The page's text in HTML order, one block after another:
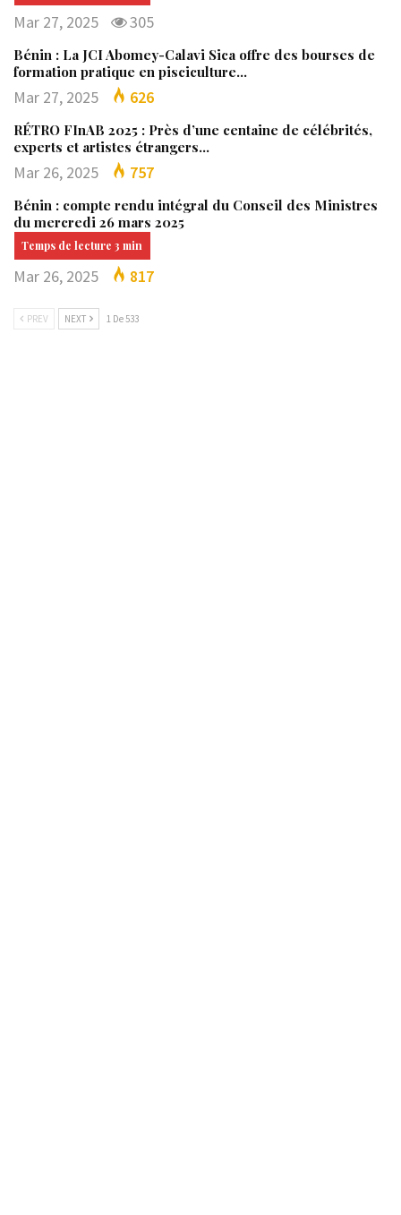
Mar 27, 2025 305
Bénin : La JCI Abomey-Calavi Sica offre des bourses de
formation pratique en pisciculture…
Mar 27, 2025 626
RÉTRO FInAB 2025 : Près d’une centaine de célébrités,
experts et artistes étrangers…
Mar 26, 2025 757
Bénin : compte rendu intégral du Conseil des Ministres
du mercredi 26 mars 2025
Mar 26, 2025 817
PREV NEXT 1 De 533